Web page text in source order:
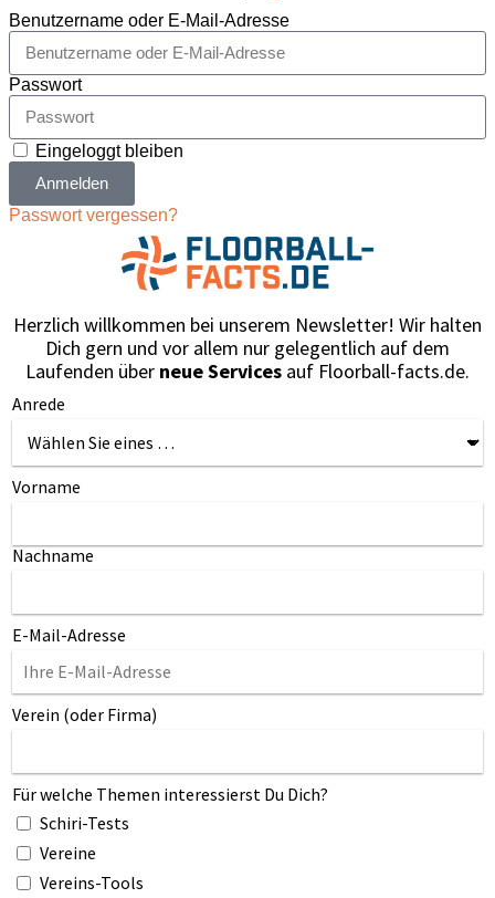
Benutzername oder E-Mail-Adresse
Passwort
Eingeloggt bleiben
Anmelden
Passwort vergessen?